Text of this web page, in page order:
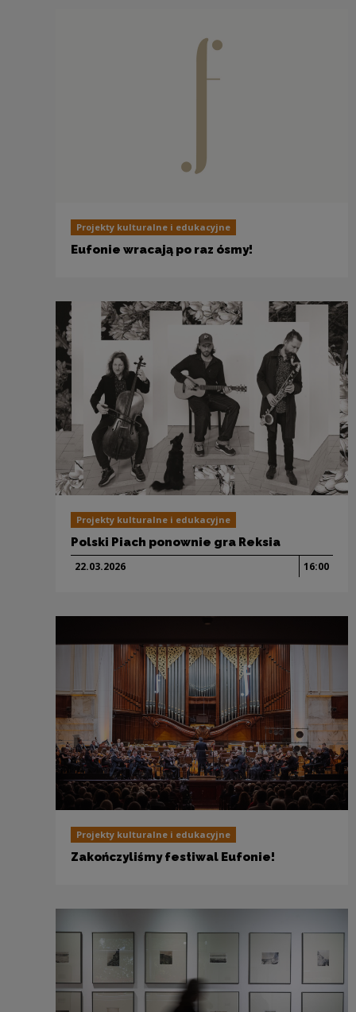
Projekty kulturalne i edukacyjne
Eufonie wracają po raz ósmy!
Projekty kulturalne i edukacyjne
Polski Piach ponownie gra Reksia
22.03.2026 16:00
Projekty kulturalne i edukacyjne
Zakończyliśmy festiwal Eufonie!